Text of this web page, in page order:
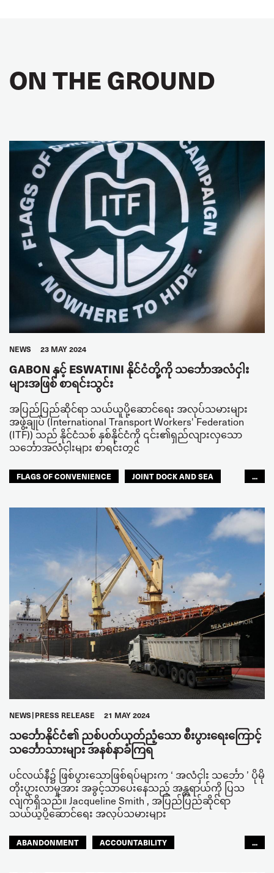
ON THE GROUND
NEWS 23 MAY 2024
GABON နှင့် ESWATINI နိုင်ငံတို့ကို သင်္ဘောအလံငှါး
များအဖြစ် စာရင်းသွင်း
အပြည်ပြည်ဆိုင်ရာ သယ်ယူပို့ဆောင်ရေး အလုပ်သမားများ
အဖွဲ့ချုပ် (International Transport Workers' Federation
(ITF)) သည် နိုင်ငံသစ် နှစ်နိုင်ငံကို ၎င်း၏ရှည်လျားလှသော
သင်္ဘောအလံငှါးများ စာရင်းတွင်
FLAGS OF CONVENIENCE
JOINT DOCK AND SEA
...
NEWS PRESS RELEASE 21 MAY 2024
သင်္ဘောနိုင်ငံ၏ ညစ်ပတ်ယုတ်ညံ့သော စီးပွားရေးကြောင့်
သင်္ဘောသားများ အနစ်နာခံကြရ
ပင်လယ်နီ၌ ဖြစ်ပွားသောဖြစ်ရပ်များက ‘ အလံငှါး သင်္ဘော ’ ပိုမို
တိုးပွားလာမှုအား အခွင့်သာပေးနေသည့် အန္တရာယ်ကို ပြသ
လျက်ရှိသည်။ Jacqueline Smith , အပြည်ပြည်ဆိုင်ရာ
သယ်ယူပို့ဆောင်ရေး အလုပ်သမားများ
ABANDONMENT
ACCOUNTABILITY
...